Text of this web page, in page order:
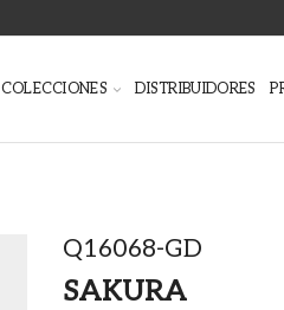
COLECCIONES DISTRIBUIDORES
Q16068-GD
SAKURA